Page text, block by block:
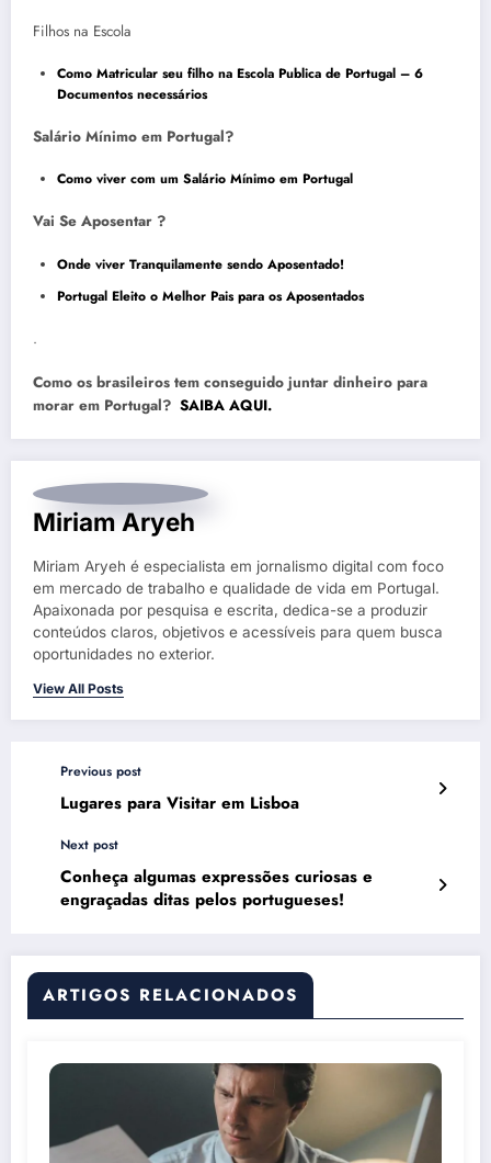
Filhos na Escola
Como Matricular seu filho na Escola Publica de Portugal – 6
Documentos necessários
Salário Mínimo em Portugal?
Como viver com um Salário Mínimo em Portugal
Vai Se Aposentar ?
Onde viver Tranquilamente sendo Aposentado!
Portugal Eleito o Melhor Pais para os Aposentados
.
Como os brasileiros tem conseguido juntar dinheiro para
morar em Portugal? SAIBA AQUI.
Miriam Aryeh
Miriam Aryeh é especialista em jornalismo digital com foco
em mercado de trabalho e qualidade de vida em Portugal.
Apaixonada por pesquisa e escrita, dedica-se a produzir
conteúdos claros, objetivos e acessíveis para quem busca
oportunidades no exterior.
View All Posts
Previous post
Lugares para Visitar em Lisboa
Next post
Conheça algumas expressões curiosas e
engraçadas ditas pelos portugueses!
ARTIGOS RELACIONADOS